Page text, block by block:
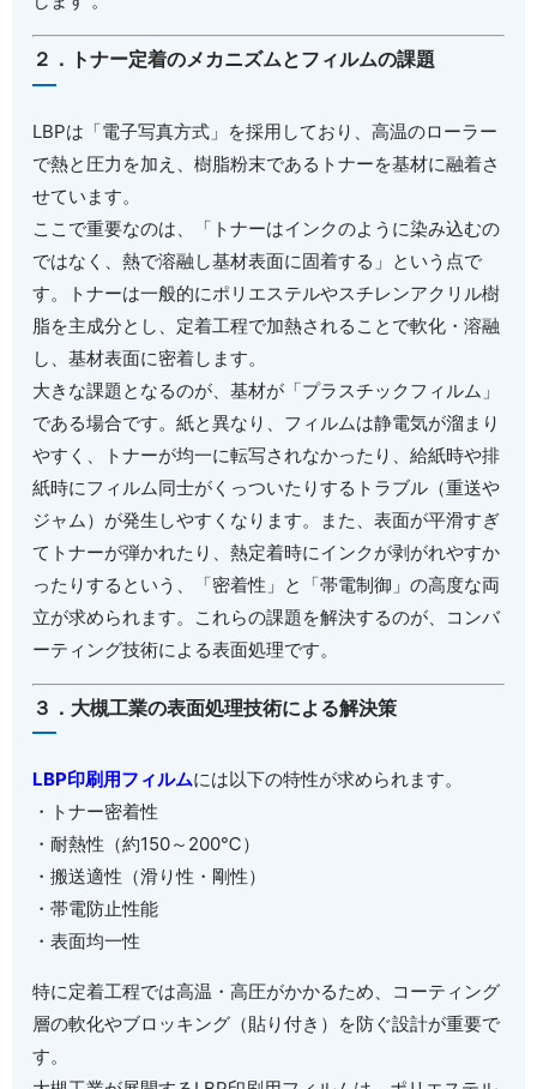
２．トナー定着のメカニズムとフィルムの課題
LBPは「電子写真方式」を採用しており、高温のローラー
で熱と圧力を加え、樹脂粉末であるトナーを基材に融着さ
せています。
ここで重要なのは、「トナーはインクのように染み込むの
ではなく、熱で溶融し基材表面に固着する」という点で
す。トナーは一般的にポリエステルやスチレンアクリル樹
脂を主成分とし、定着工程で加熱されることで軟化・溶融
し、基材表面に密着します。
大きな課題となるのが、基材が「プラスチックフィルム」
である場合です。紙と異なり、フィルムは静電気が溜まり
やすく、トナーが均一に転写されなかったり、給紙時や排
紙時にフィルム同士がくっついたりするトラブル（重送や
ジャム）が発生しやすくなります。また、表面が平滑すぎ
てトナーが弾かれたり、熱定着時にインクが剥がれやすか
ったりするという、「密着性」と「帯電制御」の高度な両
立が求められます。これらの課題を解決するのが、コンバ
ーティング技術による表面処理です。
３．大槻工業の表面処理技術による解決策
LBP印刷用フィルムには以下の特性が求められます。
・トナー密着性
・耐熱性（約150～ 200℃）
・搬送適性（滑り性・剛性）
・帯電防止性能
・表面均一性
特に定着工程では高温・高圧がかかるため、コーティング
層の軟化やブロッキング（貼り付き）を防ぐ設計が重要で
す。